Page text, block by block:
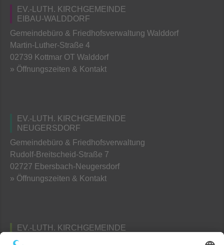
EV.-LUTH. KIRCHGEMEINDE
EIBAU-WALDDORF
Gemeindebüro & Friedhofsverwaltung Walddorf
Martin-Luther-Straße 4
02739 Kottmar OT Walddorf
» Öffnungszeiten & Kontakt
EV.-LUTH. KIRCHGEMEINDE
NEUGERSDORF
Gemeindebüro & Friedhofsverwaltung
Rudolf-Breitscheid-Straße 7
02727 Ebersbach-Neugersdorf
» Öffnungszeiten & Kontakt
EV.-LUTH. KIRCHGEMEINDE